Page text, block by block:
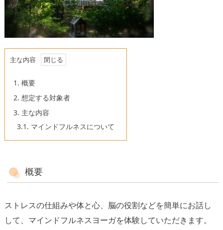
主な内容
1. 概要
2. 想定する対象者
3. 主な内容
3.1. マインドフルネスについて
概要
ストレスの仕組みや体と心、脳の役割などを簡単にお話し
して、マインドフルネスヨーガを体験していただきます。